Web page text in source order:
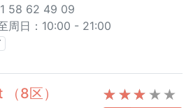
58 62 49 09
周日：10:00 - 21:00
8区）